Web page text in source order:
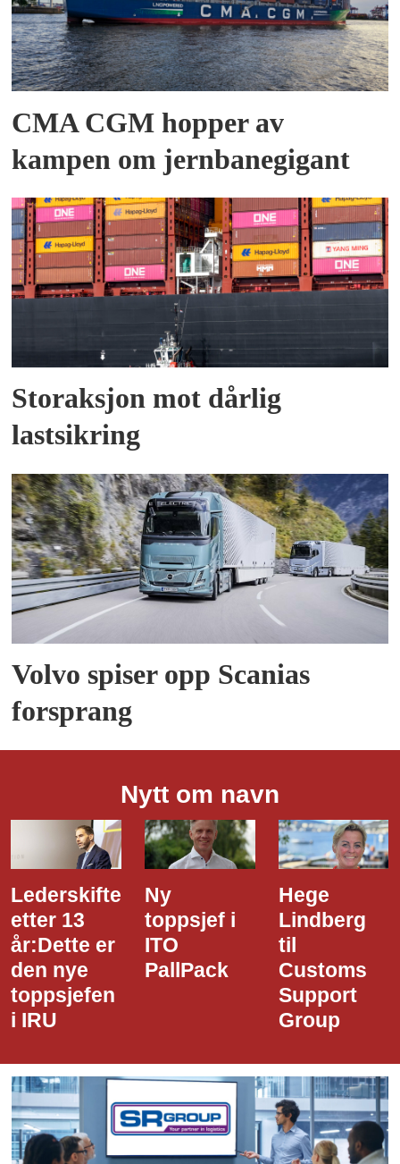
CMA CGM hopper av
kampen om jernbanegigant
Storaksjon mot dårlig
lastsikring
Volvo spiser opp Scanias
forsprang
Nytt om navn
Lederskifte
etter 13
år:Dette er
den nye
toppsjefen
i IRU
Ny
toppsjef i
ITO
PallPack
Hege
Lindberg
til
Customs
Support
Group